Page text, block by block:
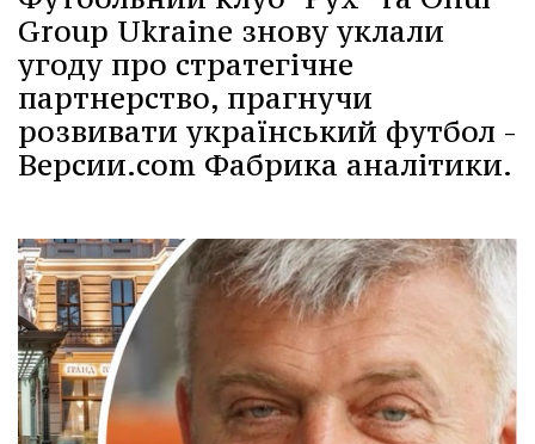
Group Ukraine знову уклали
угоду про стратегічне
партнерство, прагнучи
розвивати український футбол -
Версии.com Фабрика аналітики.